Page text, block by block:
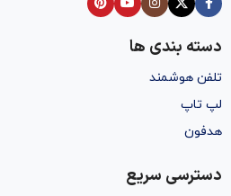
دسته بندی ها
تلفن هوشمند
لپ تاپ
هدفون
دسترسی سریع